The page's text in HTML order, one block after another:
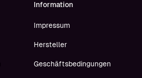
Information
Impressum
Hersteller
Geschäftsbedingungen